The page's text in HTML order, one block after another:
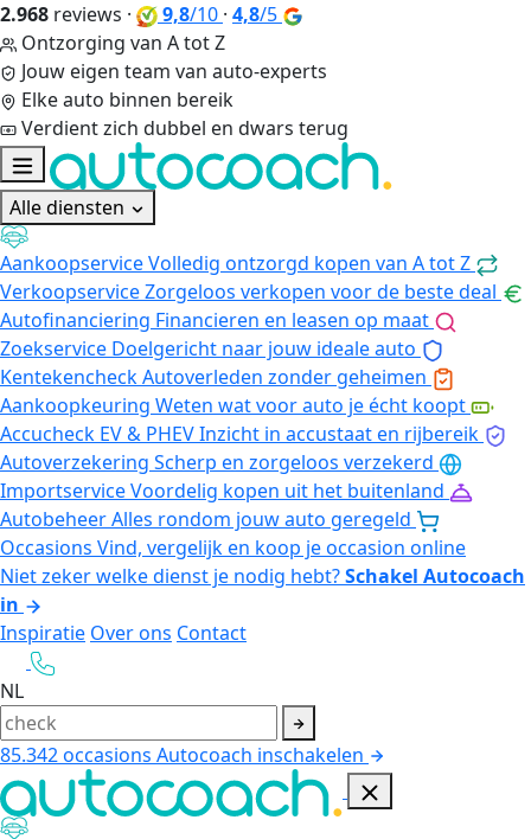
2.968 reviews · 9,8/10 · 4,8/5
Ontzorging van A tot Z
Jouw eigen team van auto-experts
Elke auto binnen bereik
Verdient zich dubbel en dwars terug
Alle diensten
AankoopserviceVolledig ontzorgd kopen van A tot Z
VerkoopserviceZorgeloos verkopen voor de beste deal
Autofinanciering Financieren en leasen op maat
Zoekservice Doelgericht naar jouw ideale auto
KentekencheckAutoverleden zonder geheimen
Aankoopkeuring Weten wat voor auto je écht koopt
Accucheck EV & PHEVInzicht in accustaat en rijbereik
Autoverzekering Scherp en zorgeloos verzekerd
ImportserviceVoordelig kopen uit het buitenland
AutobeheerAlles rondom jouw auto geregeld
Occasions Vind, vergelijk en koop je occasion online
Niet zeker welke dienst je nodig hebt?Schakel Autocoach
in
Inspiratie Over ons Contact
NL
85.342occasions Autocoach inschakelen